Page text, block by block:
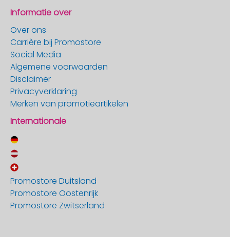
Informatie over
Over ons
Carrière bij Promostore
Social Media
Algemene voorwaarden
Disclaimer
Privacyverklaring
Merken van promotieartikelen
Internationale
Promostore Duitsland
Promostore Oostenrijk
Promostore Zwitserland